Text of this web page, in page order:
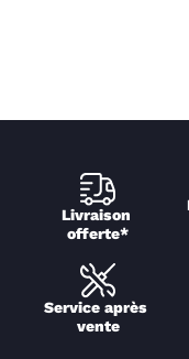
Livraison
offerte*
Service après
vente